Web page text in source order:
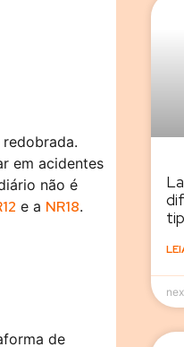
em acidentes
não é
e a NR18.
de